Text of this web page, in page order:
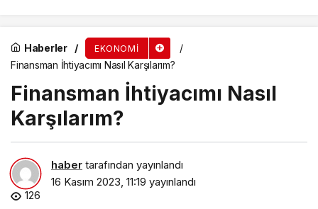
Haberler EKONOMI
Finansman İhtiyacımı Nasıl Karşılarım?
Finansman İhtiyacımı Nasıl
Karşılarım?
haber tarafından yayınlandı
16 Kasım 2023, 11:19 yayınlandı
126